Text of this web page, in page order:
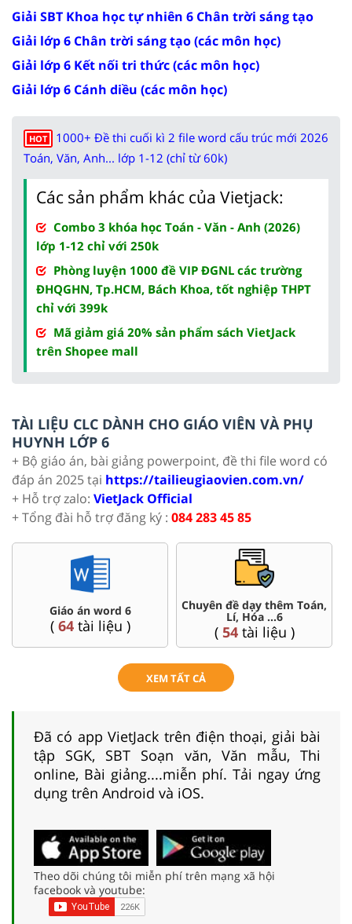
Giải SBT Khoa học tự nhiên 6 Chân trời sáng tạo
Giải lớp 6 Chân trời sáng tạo (các môn học)
Giải lớp 6 Kết nối tri thức (các môn học)
Giải lớp 6 Cánh diều (các môn học)
HOT
1000+ Đề thi cuối kì 2 file word cấu trúc mới 2026
Toán, Văn, Anh... lớp 1-12 (chỉ từ 60k)
Các sản phẩm khác của Vietjack:
Combo 3 khóa học Toán - Văn - Anh (2026)
lớp 1-12 chỉ với 250k
Phòng luyện 1000 đề VIP ĐGNL các trường
ĐHQGHN, Tp.HCM, Bách Khoa, tốt nghiệp THPT
chỉ với 399k
Mã giảm giá 20% sản phẩm sách VietJack
trên Shopee mall
TÀI LIỆU CLC DÀNH CHO GIÁO VIÊN VÀ PHỤ
HUYNH LỚP 6
+ Bộ giáo án, bài giảng powerpoint, đề thi file word có
đáp án 2025 tại https://tailieugiaovien.com.vn/
+ Hỗ trợ zalo: VietJack Official
+ Tổng đài hỗ trợ đăng ký : 084 283 45 85
Giáo án word 6
( 64tài liệu )
Chuyên đề dạy thêm Toán,
Lí, Hóa ...6
( 54tài liệu )
XEM TẤT CẢ
Đã có app VietJack trên điện thoại, giải bài
tập SGK, SBT Soạn văn, Văn mẫu, Thi
online, Bài giảng....miễn phí. Tải ngay ứng
dụng trên Android và iOS.
Theo dõi chúng tôi miễn phí trên mạng xã hội
facebook và youtube: